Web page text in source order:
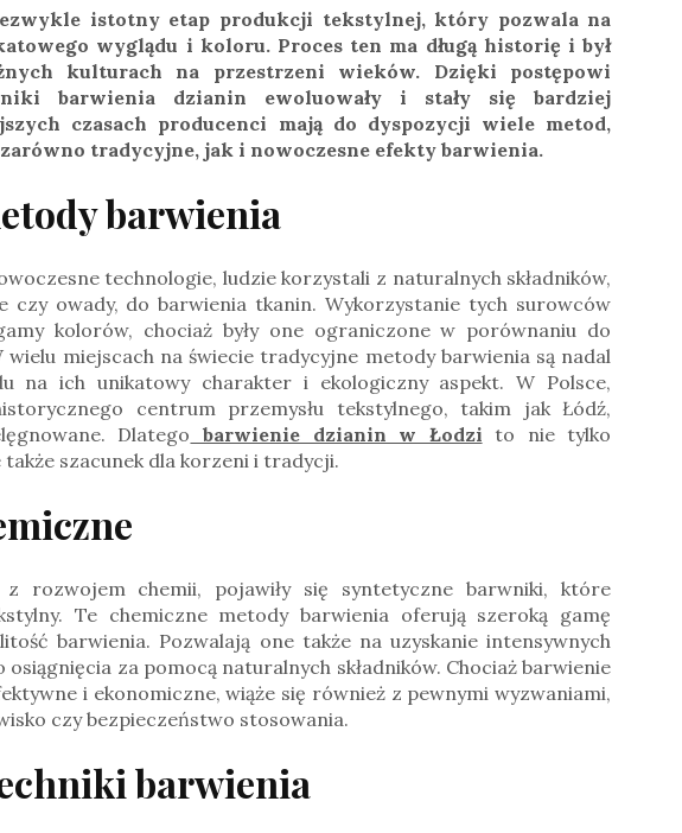
istotny etap produkcji tekstylnej, który pozwala na
wyglądu i koloru. Proces ten ma długą historię i był
kulturach na przestrzeni wieków. Dzięki postępowi
barwienia dzianin ewoluowały i stały się bardziej
czasach producenci mają do dyspozycji wiele metod,
tradycyjne, jak i nowoczesne efekty barwienia.
barwienia
technologie, ludzie korzystali z naturalnych składników,
czy owady, do barwienia tkanin. Wykorzystanie tych surowców
kolorów, chociaż były one ograniczone w porównaniu do
wielu miejscach na świecie tradycyjne metody barwienia są nadal
na ich unikatowy charakter i ekologiczny aspekt. W Polsce,
centrum przemysłu tekstylnego, takim jak Łódź,
Dlatego barwienie dzianin w Łodzi to nie tylko
szacunek dla korzeni i tradycji.
z rozwojem chemii, pojawiły się syntetyczne barwniki, które
Te chemiczne metody barwienia oferują szeroką gamę
barwienia. Pozwalają one także na uzyskanie intensywnych
za pomocą naturalnych składników. Chociaż barwienie
i ekonomiczne, wiąże się również z pewnymi wyzwaniami,
czy bezpieczeństwo stosowania.
barwienia